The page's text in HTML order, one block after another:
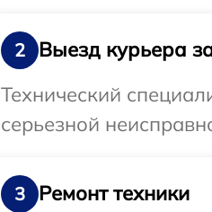
2
Выезд курьера
Технический
серьезной
3
Ремонт техники